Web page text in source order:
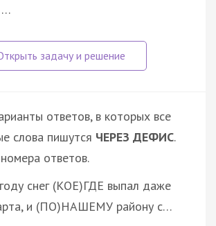
…
ответов, в которых все
слова пишутся ЧЕРЕЗ ДЕФИС.
ответов.
снег (КОЕ)ГДЕ выпал даже
и (ПО)НАШЕМУ району с…